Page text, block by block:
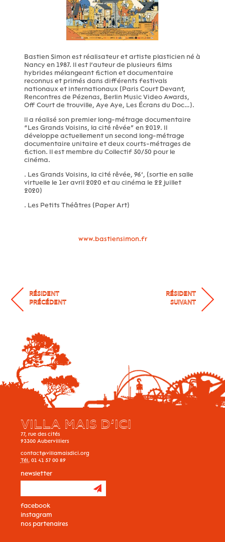
Bastien Simon est réalisateur et artiste plasticien né à
Nancy en 1987. Il est l’auteur de plusieurs films
hybrides mélangeant fiction et documentaire
reconnus et primés dans différents festivals
nationaux et internationaux (Paris Court Devant,
Rencontres de Pézenas, Berlin Music Video Awards,
Off Court de trouville, Aye Aye, Les Écrans du Doc…).
Il a réalisé son premier long-métrage documentaire
“Les Grands Voisins, la cité rêvée” en 2019. Il
développe actuellement un second long-métrage
documentaire unitaire et deux courts-métrages de
fiction. Il est membre du Collectif 50/50 pour le
cinéma.
. Les Grands Voisins, la cité rêvée, 96’, (sortie en salle
virtuelle le 1er avril 2020 et au cinéma le 22 juillet
2020)
. Les Petits Théâtres (Paper Art)
www.bastiensimon.fr
RÉSIDENT
PRÉCÉDENT
RÉSIDENT
SUIVANT
newsletter
facebook
instagram
nos partenaires
VILLA MAIS D’ICI
77, rue des cités
93300 Aubervilliers
contact@villamaisdici.org
Tél. 01 41 57 00 89